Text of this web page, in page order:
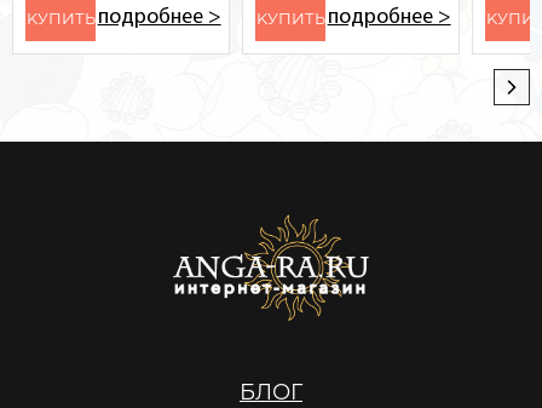
KУПИТЬ подробнее > KУПИТЬ подробнее >
БЛОГ